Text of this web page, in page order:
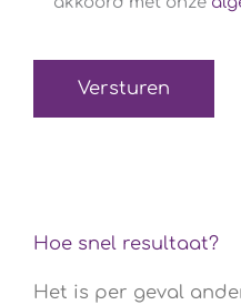
Hoe snel resultaat?
Het is per geval